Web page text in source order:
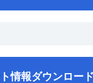
情報ダウンロード